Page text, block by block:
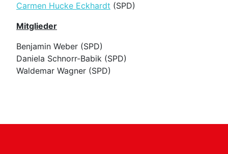
Carmen Hucke Eckhardt (SPD)
Mitglieder
Benjamin Weber (SPD)
Daniela Schnorr-Babik (SPD)
Waldemar Wagner (SPD)